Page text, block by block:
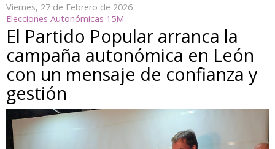
Viernes, 27 de Febrero de 2026
Elecciones Autonómicas 15M
El Partido Popular arranca la
campaña autonómica en León
con un mensaje de confianza y
gestión